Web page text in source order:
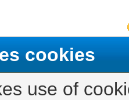
cookies
use of